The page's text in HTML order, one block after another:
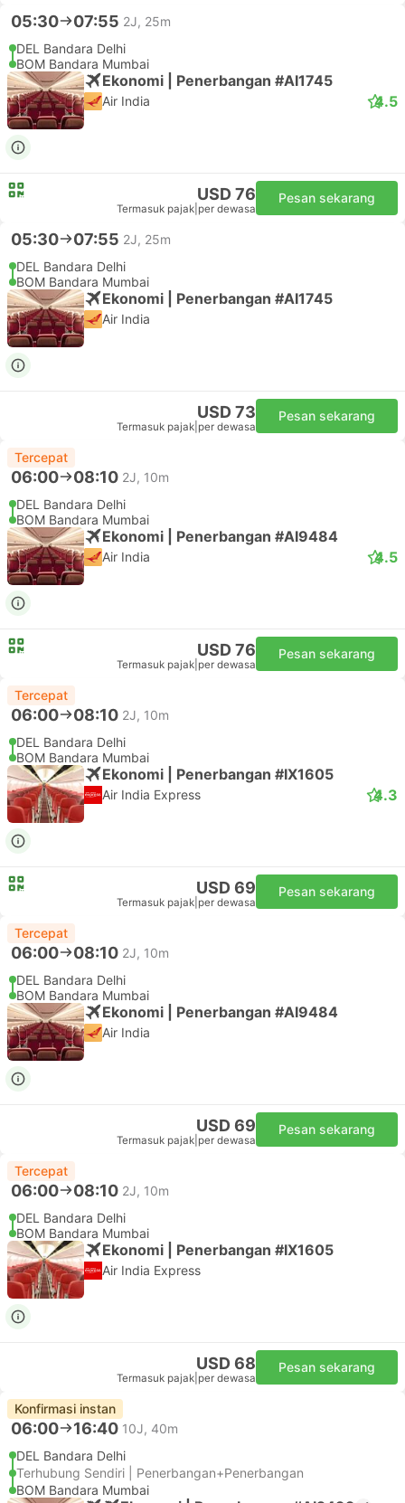
05:30 07:55 2J, 25m
DEL Bandara Delhi
BOM Bandara Mumbai
Ekonomi | Penerbangan #AI1745
Air India 4.5
USD 76
Termasuk pajak per dewasa
Pesan sekarang
05:30 07:55 2J, 25m
DEL Bandara Delhi
BOM Bandara Mumbai
Ekonomi | Penerbangan #AI1745
Air India
USD 73
Termasuk pajak per dewasa
Pesan sekarang
Tercepat
06:00 08:10 2J, 10m
DEL Bandara Delhi
BOM Bandara Mumbai
Ekonomi | Penerbangan #AI9484
Air India 4.5
USD 76
Termasuk pajak per dewasa
Pesan sekarang
Tercepat
06:00 08:10 2J, 10m
DEL Bandara Delhi
BOM Bandara Mumbai
Ekonomi | Penerbangan #IX1605
Air India Express 4.3
USD 69
Termasuk pajak per dewasa
Pesan sekarang
Tercepat
06:00 08:10 2J, 10m
DEL Bandara Delhi
BOM Bandara Mumbai
Ekonomi | Penerbangan #AI9484
Air India
USD 69
Termasuk pajak per dewasa
Pesan sekarang
Tercepat
06:00 08:10 2J, 10m
DEL Bandara Delhi
BOM Bandara Mumbai
Ekonomi | Penerbangan #IX1605
Air India Express
USD 68
Termasuk pajak per dewasa
Pesan sekarang
Konfirmasi instan
06:00 16:40 10J, 40m
DEL Bandara Delhi
Terhubung Sendiri | Penerbangan+Penerbangan
BOM Bandara Mumbai